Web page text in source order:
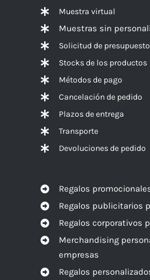
Muestra virtual
Muestras sin
Solicitud de presupuesto
Stocks de los productos
Métodos de pago
Cancelación de pedido
Plazos de entrega
Transporte
Devoluciones de pedido
Regalos
Regalos publicitarios
Regalos corporativos
Merchandising
empresas
Regalos